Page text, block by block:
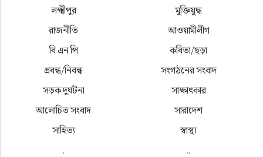
লক্ষ্মীপুর
মুক্তিযুদ্ধ
রাজনীতি
আওয়ামীলীগ
বি এন পি
কবিতা/ছড়া
প্রবন্ধ/নিবন্ধ
সংগঠনের সংবাদ
সড়ক দুর্ঘটনা
সাক্ষাৎকার
আলোচিত সংবাদ
সারাদেশ
সাহিত্য
স্বাস্থ্য
.
..